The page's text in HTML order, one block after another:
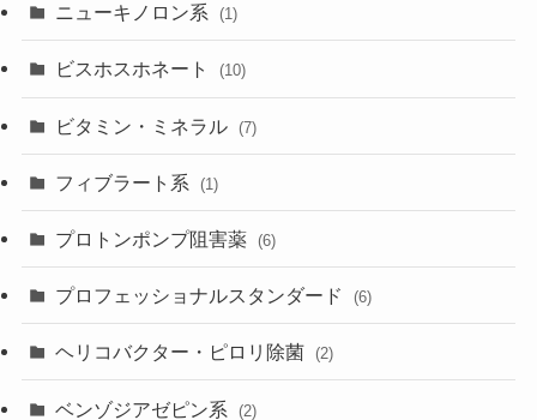
ニューキノロン系 (1)
ビスホスホネート (10)
ビタミン・ミネラル (7)
フィブラート系 (1)
プロトンポンプ阻害薬 (6)
プロフェッショナルスタンダード (6)
ヘリコバクター・ピロリ除菌 (2)
ベンゾジアゼピン系 (2)